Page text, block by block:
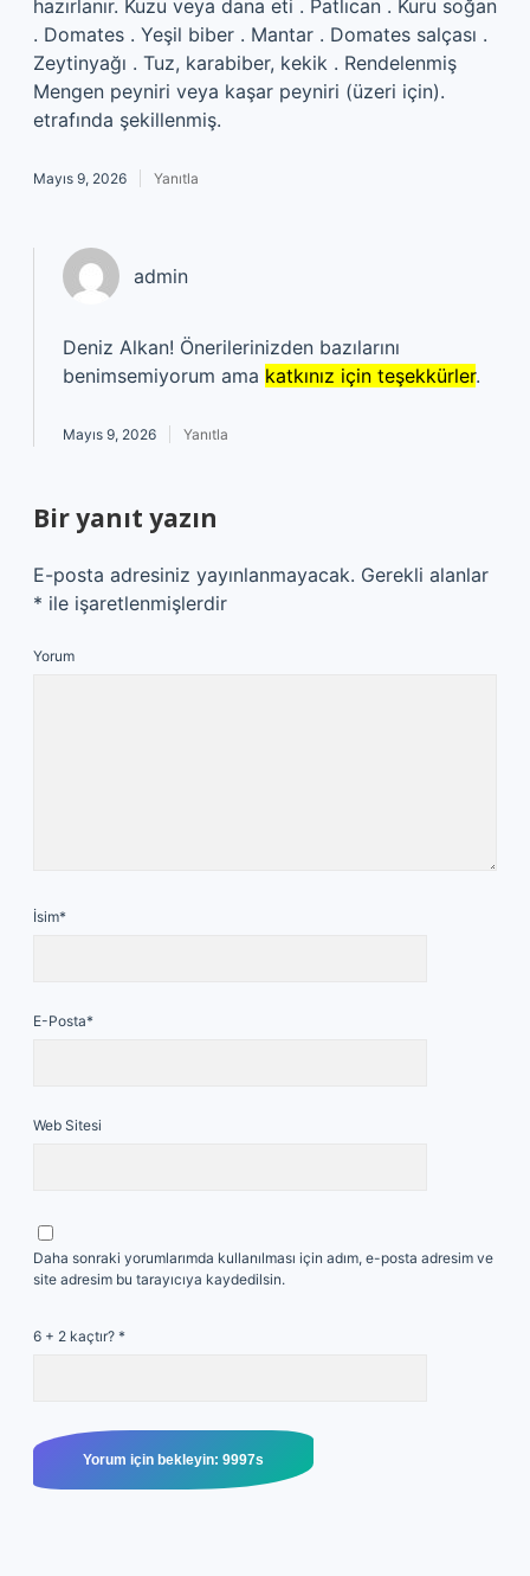
hazırlanır. Kuzu veya dana eti . Patlıcan . Kuru soğan
. Domates . Yeşil biber . Mantar . Domates salçası .
Zeytinyağı . Tuz, karabiber, kekik . Rendelenmiş
Mengen peyniri veya kaşar peyniri (üzeri için).
etrafında şekillenmiş.
Mayıs 9, 2026 Yanıtla
admin
Deniz Alkan! Önerilerinizden bazılarını
benimsemiyorum ama katkınız için teşekkürler.
Mayıs 9, 2026 Yanıtla
Bir yanıt yazın
E-posta adresiniz yayınlanmayacak. Gerekli alanlar
* ile işaretlenmişlerdir
Yorum
İsim*
E-Posta*
Web Sitesi
Daha sonraki yorumlarımda kullanılması için adım, e-posta adresim ve
site adresim bu tarayıcıya kaydedilsin.
6 + 2 kaçtır? *